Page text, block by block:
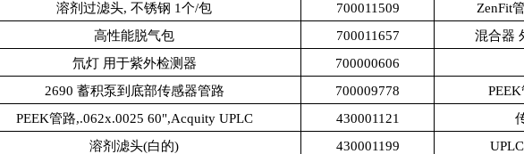
溶剂过滤头, 不锈钢 1个/包 700011509
ZenFit
高性能脱气包 700011657
混合器
氘灯 用于紫外检测器
700000606
2690 蓄积泵到底部传感器管路 700009778
PEEK管路,.062x.0025 60",Acquity UPLC 430001121
溶剂滤头(白的) 430001199